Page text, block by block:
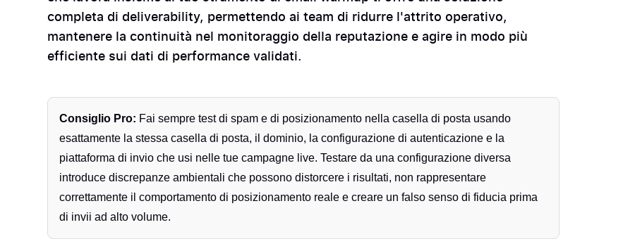
completa di deliverability, permettendo ai team di ridurre l'attrito operativo,
mantenere la continuità nel monitoraggio della reputazione e agire in modo più
efficiente sui dati di performance validati.
Consiglio Pro: Fai sempre test di spam e di posizionamento nella casella di posta usando
esattamente la stessa casella di posta, il dominio, la configurazione di autenticazione e la
piattaforma di invio che usi nelle tue campagne live. Testare da una configurazione diversa
introduce discrepanze ambientali che possono distorcere i risultati, non rappresentare
correttamente il comportamento di posizionamento reale e creare un falso senso di fiducia prima
di invii ad alto volume.